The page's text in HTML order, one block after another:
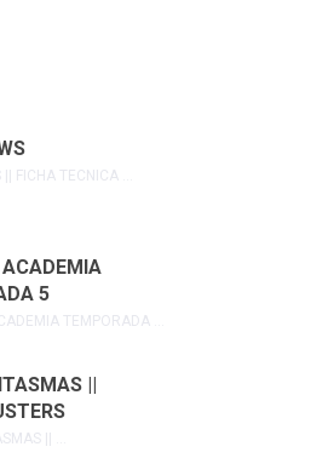
FICHA TECNICA ...
5
TEMPORADA ...
||
|| ...